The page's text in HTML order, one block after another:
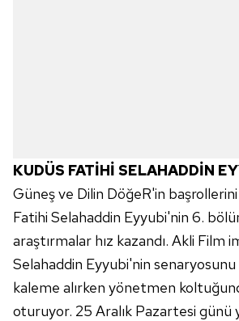
KUDÜS FATİHİ SELAHADDİN
Güneş ve Dilin DöğeR'in başrollerini
Fatihi Selahaddin Eyyubi'nin 6.
araştırmalar hız kazandı. Akli Film
Selahaddin Eyyubi'nin
kaleme alırken yönetmen
oturuyor. 25 Aralık Pazartesi günü